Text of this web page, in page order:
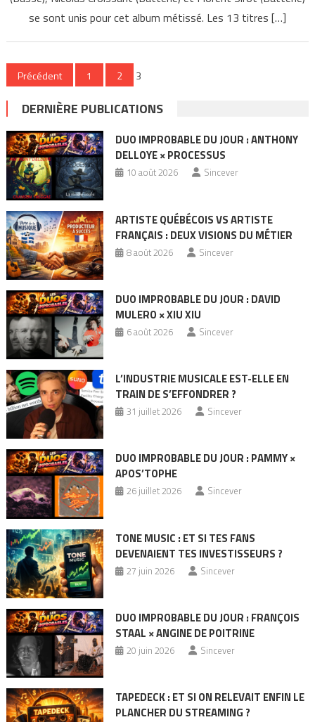
se sont unis pour cet album métissé. Les 13 titres […]
Pagination
des
publications
Précédent 1 2 3
DERNIÈRE PUBLICATIONS
DUO IMPROBABLE DU JOUR : ANTHONY
DELLOYE × PROCESSUS
10 août 2026 Sincever
ARTISTE QUÉBÉCOIS VS ARTISTE
FRANÇAIS : DEUX VISIONS DU MÉTIER
8 août 2026 Sincever
DUO IMPROBABLE DU JOUR : DAVID
MULERO × XIU XIU
6 août 2026 Sincever
L’INDUSTRIE MUSICALE EST-ELLE EN
TRAIN DE S’EFFONDRER ?
31 juillet 2026 Sincever
DUO IMPROBABLE DU JOUR : PAMMY ×
APOS’TOPHE
26 juillet 2026 Sincever
TONE MUSIC : ET SI TES FANS
DEVENAIENT TES INVESTISSEURS ?
27 juin 2026 Sincever
DUO IMPROBABLE DU JOUR : FRANÇOIS
STAAL × ANGINE DE POITRINE
20 juin 2026 Sincever
TAPEDECK : ET SI ON RELEVAIT ENFIN LE
PLANCHER DU STREAMING ?